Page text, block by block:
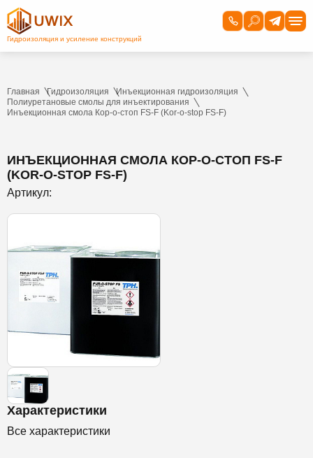
Главная Гидроизоляция
Инъекционная гидроизоляция
Полиуретановые смолы для инъектирования
Инъекционная смола Кор-о-стоп FS-F (Kor-o-stop FS-F)
ИНЪЕКЦИОННАЯ СМОЛА КОР-О-СТОП FS-F
(KOR-O-STOP FS-F)
Артикул:
Характеристики
Все характеристики